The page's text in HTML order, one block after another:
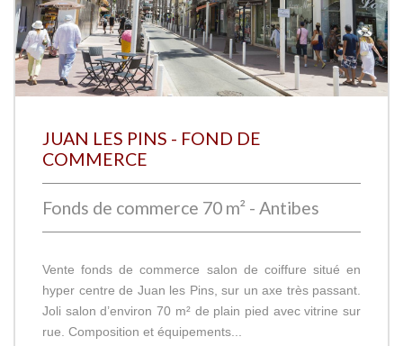
JUAN LES PINS - FOND DE
COMMERCE
Fonds de commerce 70 m² - Antibes
Vente fonds de commerce salon de coiffure situé en
hyper centre de Juan les Pins, sur un axe très passant.
Joli salon d’environ 70 m² de plain pied avec vitrine sur
rue. Composition et équipements...